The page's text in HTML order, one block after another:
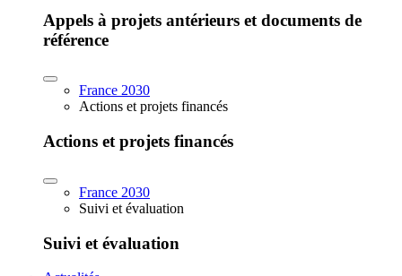
Appels à projets antérieurs et documents de
référence
France 2030
Actions et projets financés
Actions et projets financés
France 2030
Suivi et évaluation
Suivi et évaluation